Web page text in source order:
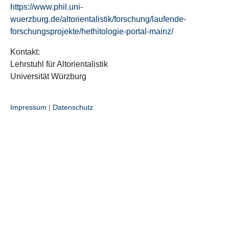
https://www.phil.uni-
wuerzburg.de/altorientalistik/forschung/laufende-
forschungsprojekte/hethitologie-portal-mainz/
Kontakt:
Lehrstuhl für Altorientalistik
Universität Würzburg
Impressum | Datenschutz